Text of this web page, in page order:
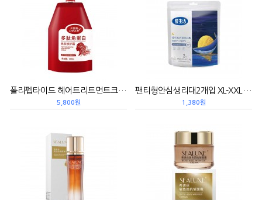
폴리펩타이드 헤어트리트먼트크림 300g 多肽角蛋白焦发修护霜
5,800원
팬티형안심생리대2개입 XL-XXL 卫生巾安心裤2片装
1,380원